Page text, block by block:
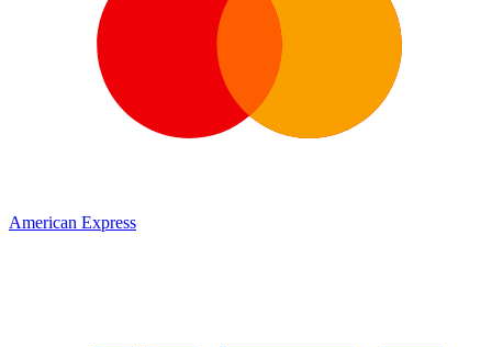
American Express